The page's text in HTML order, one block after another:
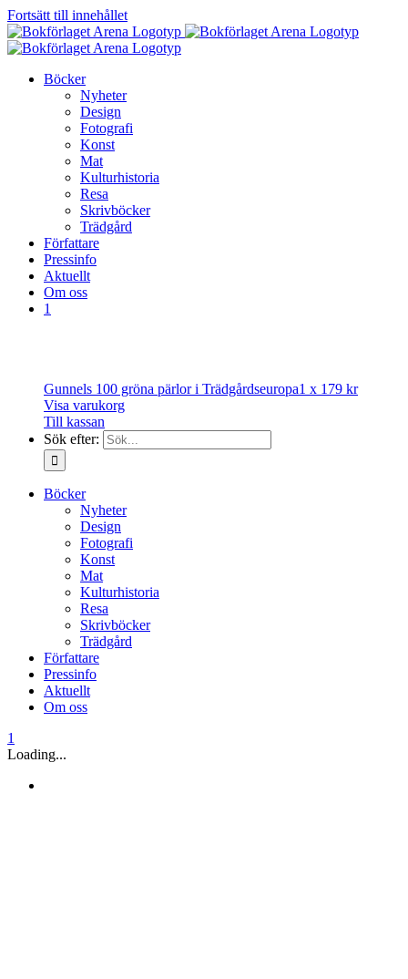
Fortsätt till innehållet
Böcker
Nyheter
Design
Fotografi
Konst
Mat
Kulturhistoria
Resa
Skrivböcker
Trädgård
Författare
Pressinfo
Aktuellt
Om oss
1
Gunnels 100 gröna pärlor i Trädgårdseuropa1 x 179 kr
Visa varukorg
Till kassan
Sök efter:
Böcker
Nyheter
Design
Fotografi
Konst
Mat
Kulturhistoria
Resa
Skrivböcker
Trädgård
Författare
Pressinfo
Aktuellt
Om oss
1
Loading...